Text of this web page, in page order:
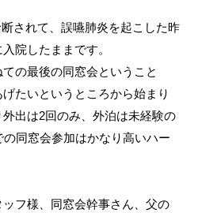
されて、誤嚥肺炎を起こした昨
院したままです。
の最後の同窓会ということ
たいというところから始まり
出は2回のみ、外泊は未経験の
同窓会参加はかなり高いハー
フ様、同窓会幹事さん、父の